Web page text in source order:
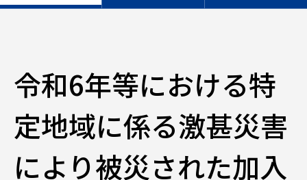
令和6年等における特
定地域に係る激甚災害
により被災された加入